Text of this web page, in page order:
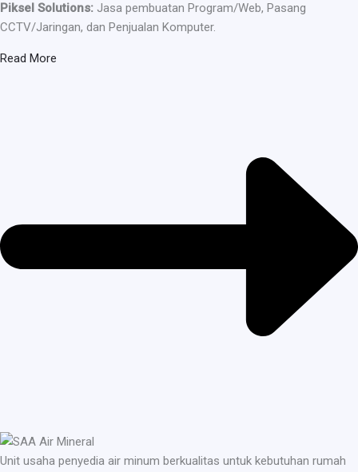
Piksel Solutions: Jasa pembuatan Program/Web, Pasang
CCTV/Jaringan, dan Penjualan Komputer.
Read More
Unit usaha penyedia air minum berkualitas untuk kebutuhan rumah